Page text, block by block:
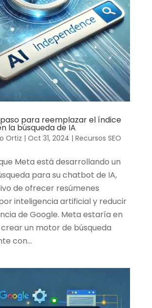
para reemplazar el índice
la búsqueda de IA
Ortiz | Oct 31, 2024 | Recursos SEO
Meta está desarrollando un
para su chatbot de IA,
de ofrecer resúmenes
inteligencia artificial y reducir
de Google. Meta estaría en
un motor de búsqueda
con...